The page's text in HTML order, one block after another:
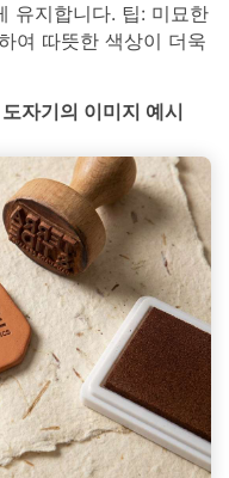
유지합니다. 팁: 미묘한
여 따뜻한 색상이 더욱
자기의 이미지 예시